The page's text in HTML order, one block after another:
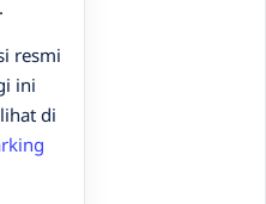
resmi
ini
di